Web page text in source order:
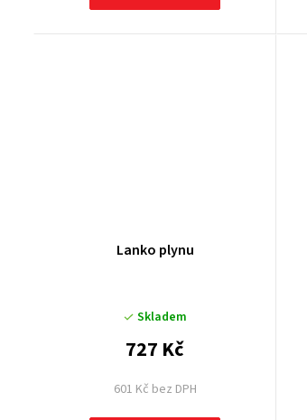
ů
Lanko plynu
Skladem
601 Kč bez DPH
727 Kč